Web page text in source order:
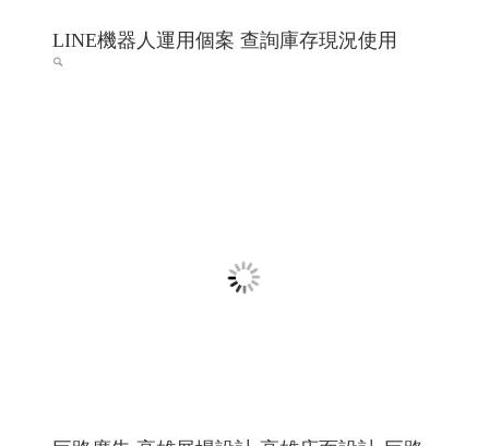
LINE機器人運用個案 查詢庫存現況使用